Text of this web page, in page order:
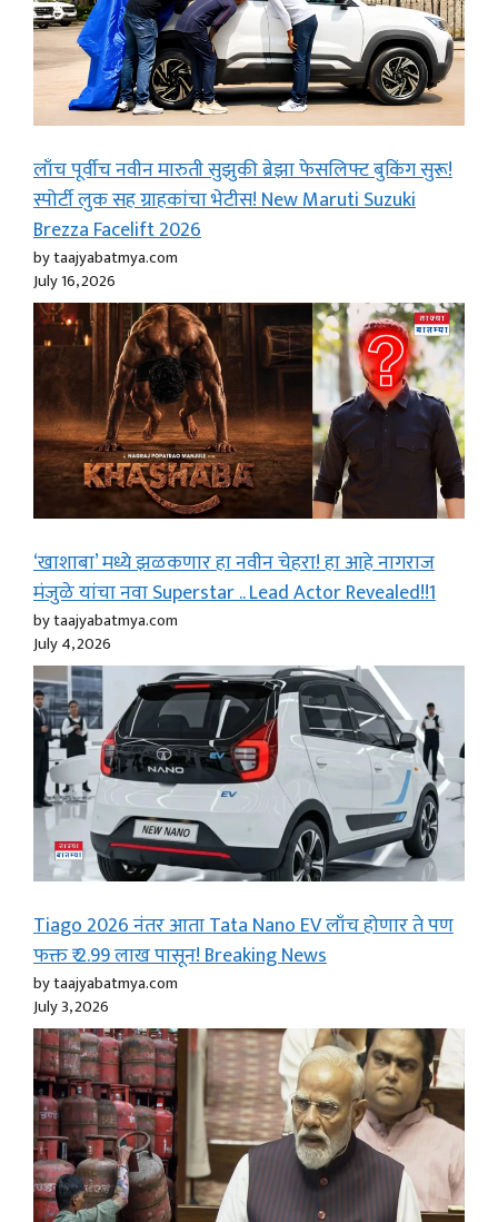
लाँच पूर्वीच नवीन मारुती सुझुकी ब्रेझा फेसलिफ्ट बुकिंग सुरू!
स्पोर्टी लुक सह ग्राहकांचा भेटीस! New Maruti Suzuki
Brezza Facelift 2026
by taajyabatmya.com
July 16, 2026
‘खाशाबा’ मध्ये झळकणार हा नवीन चेहरा! हा आहे नागराज
मंजुळे यांचा नवा Superstar .. Lead Actor Revealed!!1
by taajyabatmya.com
July 4, 2026
Tiago 2026 नंतर आता Tata Nano EV लाँच होणार ते पण
फक्त ₹ 2.99 लाख पासून! Breaking News
by taajyabatmya.com
July 3, 2026